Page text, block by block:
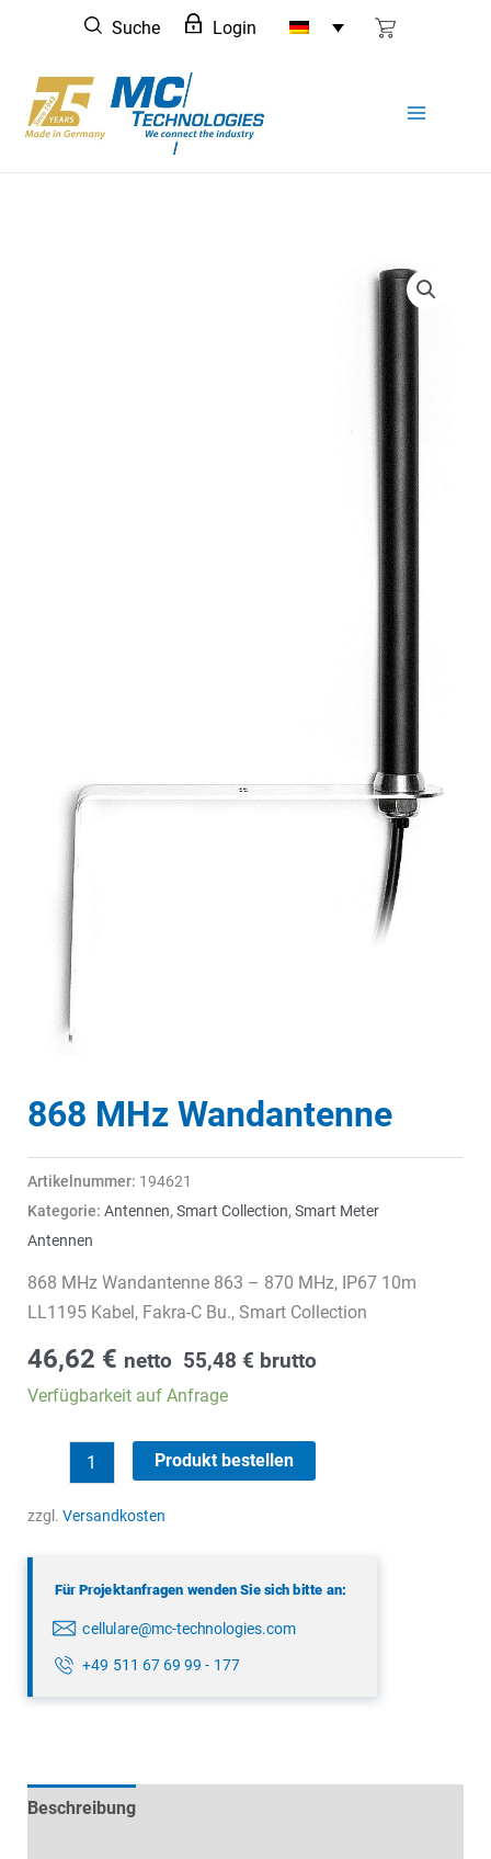
springen
Suche Login
868 MHz Wandantenne
Artikelnummer: 194621
Kategorie: Antennen,Smart Collection,Smart Meter
Antennen
868 MHz Wandantenne 863 – 870 MHz, IP67 10m
LL1195 Kabel, Fakra-C Bu., Smart Collection
46,62 € netto 55,48 € brutto
Verfügbarkeit auf Anfrage
Wandantenne
Produkt bestellen
zzgl. Versandkosten
Für Projektanfragen wenden Sie sich bitte an:
cellulare@mc-technologies.com
+49 511 67 69 99 - 177
Beschreibung